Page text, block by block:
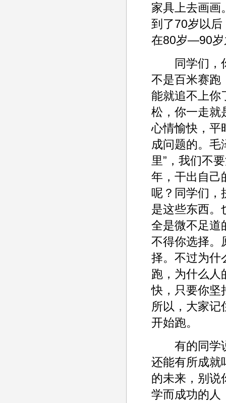
家具上去画画
到了70岁以
在80岁—90岁
同学们，你
不是百米赛跑
能就追不上你
松，你一走就
心情愉快，平
成问题的。毛
里”，我们不
年，干出自己
呢？同学们，
是这些东西。
全是微不足道
不得你选择。
择。不过为什
跑，为什么人
快，只要你坚
所以，大家记
开始跑。
有的同学说
还能有所成就
的未来，别说
学而成功的人